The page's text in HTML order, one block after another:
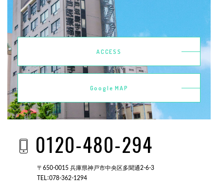
ACCESS
Google MAP
0120-480-294
〒650-0015 兵庫県神戸市中央区多聞通2-6-3
TEL：078-362-1294